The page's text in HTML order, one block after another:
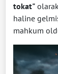
tokat"
haline
mahkum